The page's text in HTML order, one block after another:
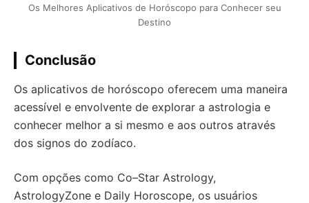
Os Melhores Aplicativos de Horóscopo para Conhecer seu
Destino
Conclusão
Os aplicativos de horóscopo oferecem uma maneira
acessível e envolvente de explorar a astrologia e
conhecer melhor a si mesmo e aos outros através
dos signos do zodíaco.
Com opções como Co–Star Astrology,
AstrologyZone e Daily Horoscope, os usuários